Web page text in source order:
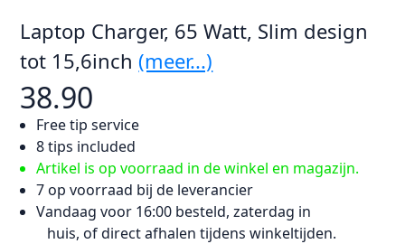
Laptop Charger, 65 Watt, Slim design
tot 15,6inch(meer...)
38.90
Free tip service
8 tips included
Artikel is op voorraad in de winkel en magazijn.
7 op voorraad bij de leverancier
Vandaag voor 16:00 besteld, zaterdag in
huis, of direct afhalen tijdens winkeltijden.